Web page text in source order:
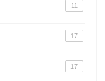
11
17
17